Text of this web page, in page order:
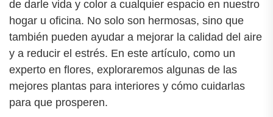
de darle vida y color a cualquier espacio en nuestro
hogar u oficina. No solo son hermosas, sino que
también pueden ayudar a mejorar la calidad del aire
y a reducir el estrés. En este artículo, como un
experto en flores, exploraremos algunas de las
mejores plantas para interiores y cómo cuidarlas
para que prosperen.